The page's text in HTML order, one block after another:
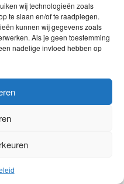
wij technologieën zoals
te slaan en/of te raadplegen.
kunnen wij gegevens zoals
Als je geen toestemming
nadelige invloed hebben op